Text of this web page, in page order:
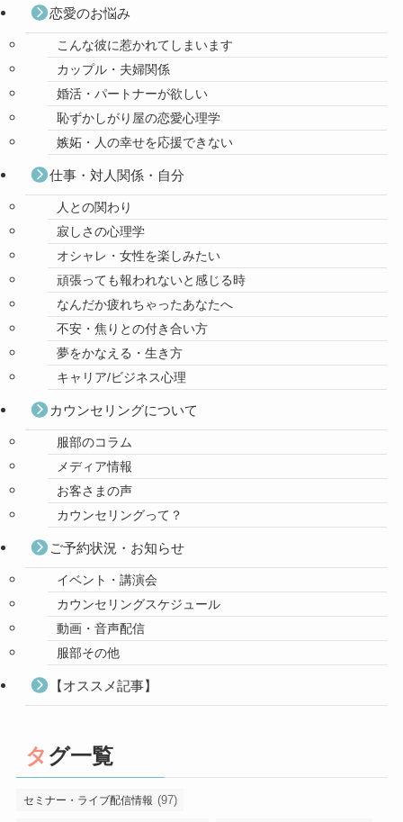
恋愛のお悩み
こんな彼に惹かれてしまいます
カップル・夫婦関係
婚活・パートナーが欲しい
恥ずかしがり屋の恋愛心理学
嫉妬・人の幸せを応援できない
仕事・対人関係・自分
人との関わり
寂しさの心理学
オシャレ・女性を楽しみたい
頑張っても報われないと感じる時
なんだか疲れちゃったあなたへ
不安・焦りとの付き合い方
夢をかなえる・生き方
キャリア/ビジネス心理
カウンセリングについて
服部のコラム
メディア情報
お客さまの声
カウンセリングって？
ご予約状況・お知らせ
イベント・講演会
カウンセリングスケジュール
動画・音声配信
服部その他
【オススメ記事】
タグ一覧
セミナー・ライブ配信情報 (97)